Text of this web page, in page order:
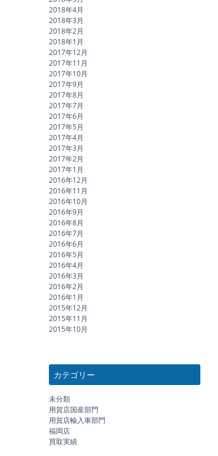
2018年4月
2018年3月
2018年2月
2018年1月
2017年12月
2017年11月
2017年10月
2017年9月
2017年8月
2017年7月
2017年6月
2017年5月
2017年4月
2017年3月
2017年2月
2017年1月
2016年12月
2016年11月
2016年10月
2016年9月
2016年8月
2016年7月
2016年6月
2016年5月
2016年4月
2016年3月
2016年2月
2016年1月
2015年12月
2015年11月
2015年10月
カテゴリー
未分類
用賀店国産部門
用賀店輸入車部門
福岡店
買取実績